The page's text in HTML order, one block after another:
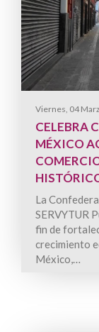
Viernes, 04
CELEBRA
MÉXICO
La
SERVYTUR
fin de
crecimiento
México,…